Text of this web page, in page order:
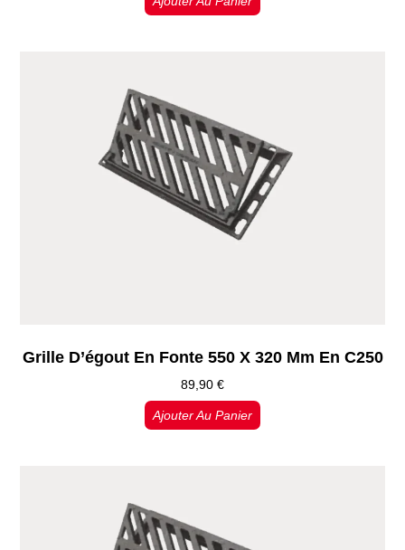
Grille D’égout En Fonte 550 X 320 Mm En C250
89,90 €
Ajouter Au Panier